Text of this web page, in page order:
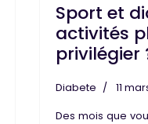
Sport et
activités
privilégier
Diabete
11
Des mois que